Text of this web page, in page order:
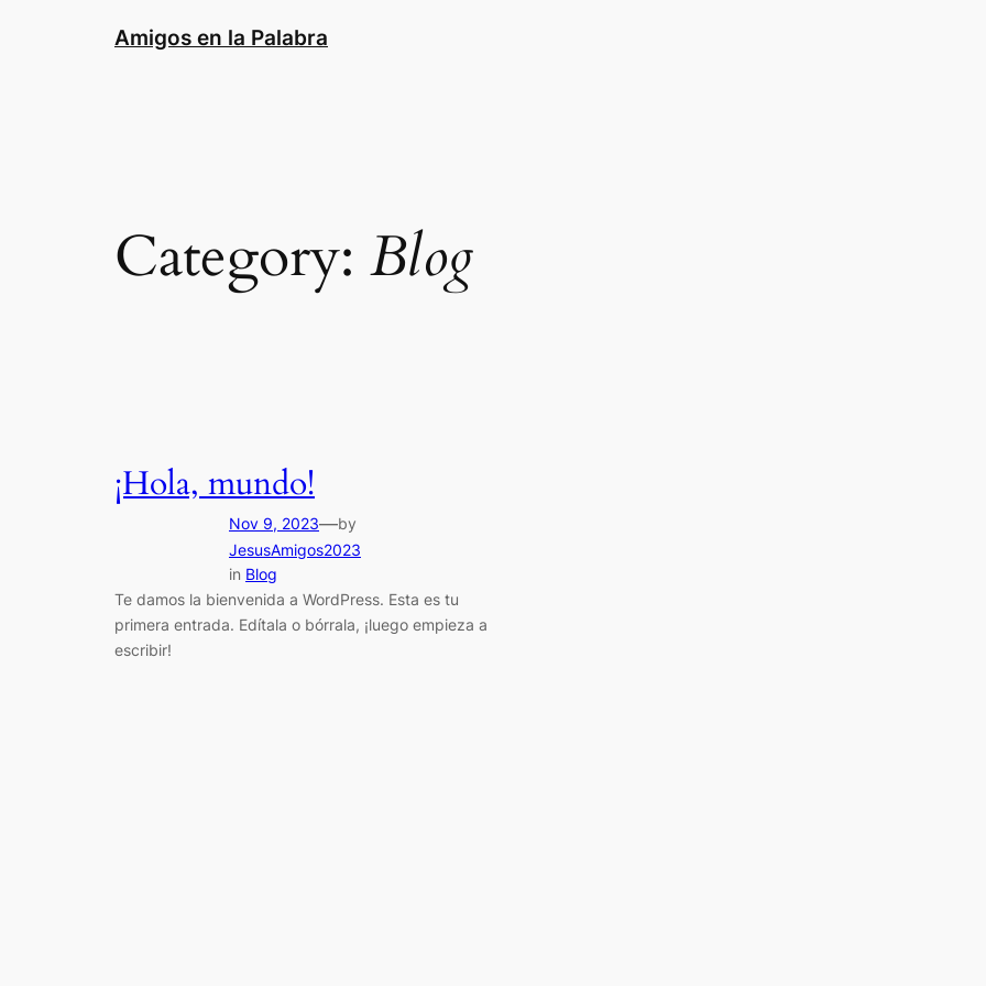
Amigos en la Palabra
Category: Blog
¡Hola, mundo!
Nov 9, 2023—by
JesusAmigos2023
in Blog
Te damos la bienvenida a WordPress. Esta es tu
primera entrada. Edítala o bórrala, ¡luego empieza a
escribir!